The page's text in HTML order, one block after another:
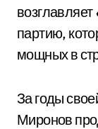
возглавляет
партию,
мощных в
За годы
Миронов